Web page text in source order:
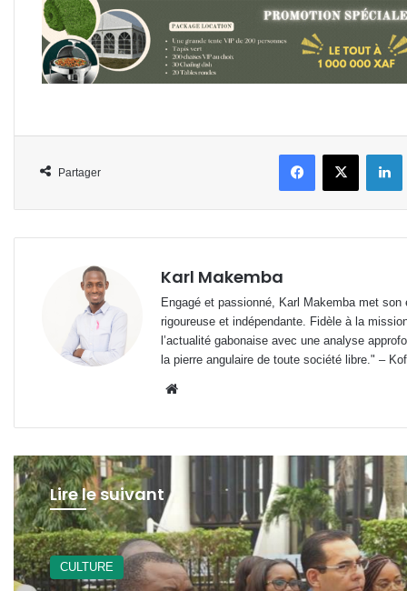
Partager
FacebookX
Karl Makemba
Engagé et passionné, Karl Makemba met
rigoureuse et indépendante. Fidèle à la
l’actualité gabonaise avec une analyse
la pierre angulaire de toute société libre." –
Lire le suivant
Santé